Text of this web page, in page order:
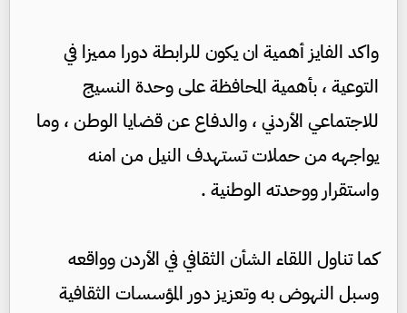
واكد الفايز أهمية ان يكون للرابطة دورا مميزا في
التوعية ، بأهمية المحافظة على وحدة النسيج
للاجتماعي الأردني ، والدفاع عن قضايا الوطن ، وما
يواجهه من حملات تستهدف النيل من امنه
واستقرار ووحدته الوطنية .
كما تناول اللقاء الشأن الثقافي في الأردن وواقعه
وسبل النهوض به وتعزيز دور المؤسسات الثقافية